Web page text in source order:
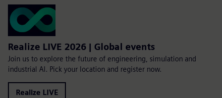
Realize LIVE 2026 | Global events
Join us to explore the future of engineering, simulation and
industrial AI. Pick your location and register now.
Realize LIVE